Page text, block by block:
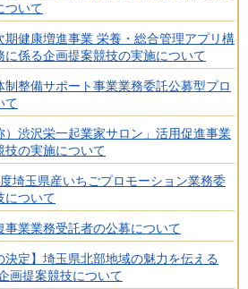
ついて
期健康増進事業 栄養・総合管理アプリ構
係る企画提案競技の実施について
制整備サポート事業業務委託公募型プロ
て
）渋沢栄一起業家サロン」活用促進事業
技の実施について
埼玉県産いちごプロモーション業務委
について
事業業務受託者の公募について
決定】埼玉県北部地域の魅力を伝える
画提案競技について